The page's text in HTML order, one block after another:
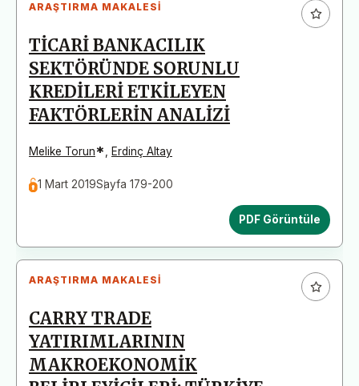
ARAŞTIRMA MAKALESI
TİCARİ BANKACILIK
SEKTÖRÜNDE SORUNLU
KREDİLERİ ETKİLEYEN
FAKTÖRLERİN ANALİZİ
Melike Torun*, Erdinç Altay
1 Mart 2019Sayfa 179-200
PDF Görüntüle
ARAŞTIRMA MAKALESI
CARRY TRADE
YATIRIMLARININ
MAKROEKONOMİK